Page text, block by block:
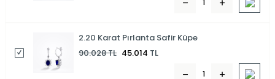
2.20 Karat Pırlanta Safir Küpe
90.028TL 45.014 TL